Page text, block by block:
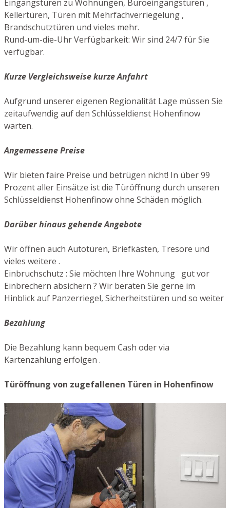
Eingangstüren zu Wohnungen, Büroeingangstüren ,
Kellertüren, Türen mit Mehrfachverriegelung ,
Brandschutztüren und vieles mehr.
Rund-um-die-Uhr Verfügbarkeit: Wir sind 24/7 für Sie
verfügbar.
Kurze Vergleichsweise kurze Anfahrt
Aufgrund unserer eigenen Regionalität Lage müssen Sie
zeitaufwendig auf den Schlüsseldienst Hohenfinow
warten.
Angemessene Preise
Wir bieten faire Preise und betrügen nicht! In über 99
Prozent aller Einsätze ist die Türöffnung durch unseren
Schlüsseldienst Hohenfinow ohne Schäden möglich.
Darüber hinaus gehende Angebote
Wir öffnen auch Autotüren, Briefkästen, Tresore und
vieles weitere .
Einbruchschutz : Sie möchten Ihre Wohnung gut vor
Einbrechern absichern ? Wir beraten Sie gerne im
Hinblick auf Panzerriegel, Sicherheitstüren und so weiter
Bezahlung
Die Bezahlung kann bequem Cash oder via
Kartenzahlung erfolgen .
Türöffnung von zugefallenen Türen in Hohenfinow